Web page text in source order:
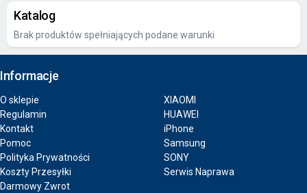
Katalog
Brak produktów spełniających podane warunki
Informacje
O sklepie
Regulamin
Kontakt
Pomoc
Polityka Prywatności
Koszty Przesyłki
Darmowy Zwrot
XIAOMI
HUAWEI
iPhone
Samsung
SONY
Serwis Naprawa